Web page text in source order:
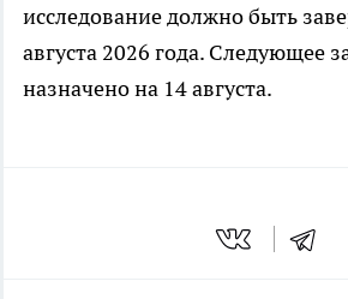
исследование должно быть
августа 2026 года. Следующее
назначено на 14 августа.